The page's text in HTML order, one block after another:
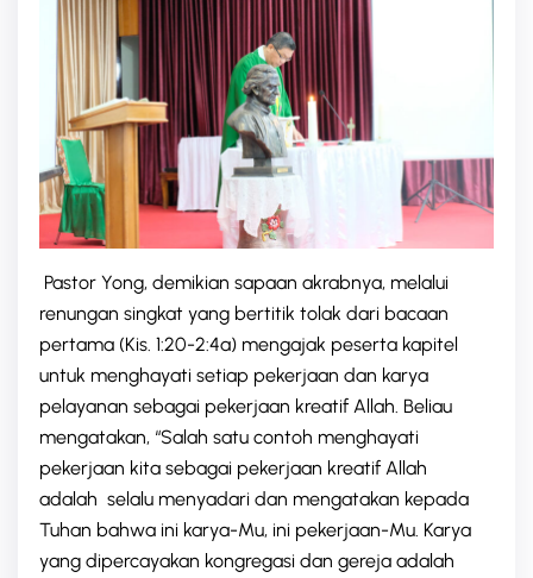
Pastor Yong, demikian sapaan akrabnya, melalui
renungan singkat yang bertitik tolak dari bacaan
pertama (Kis. 1:20-2:4a) mengajak peserta kapitel
untuk menghayati setiap pekerjaan dan karya
pelayanan sebagai pekerjaan kreatif Allah. Beliau
mengatakan, “Salah satu contoh menghayati
pekerjaan kita sebagai pekerjaan kreatif Allah
adalah selalu menyadari dan mengatakan kepada
Tuhan bahwa ini karya-Mu, ini pekerjaan-Mu. Karya
yang dipercayakan kongregasi dan gereja adalah